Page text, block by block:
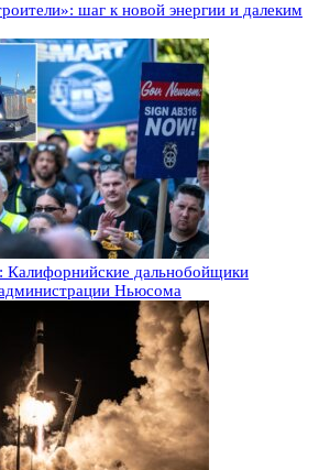
шаг к новой энергии и далеким
Калифорнийские дальнобойщики
Ньюсома